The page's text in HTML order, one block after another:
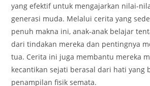
yang efektif untuk mengajarkan nilai-
generasi muda. Melalui cerita yang
penuh makna ini, anak-anak belajar
dari tindakan mereka dan pentingnya
tua. Cerita ini juga membantu mereka
kecantikan sejati berasal dari hati yang
penampilan fisik semata.